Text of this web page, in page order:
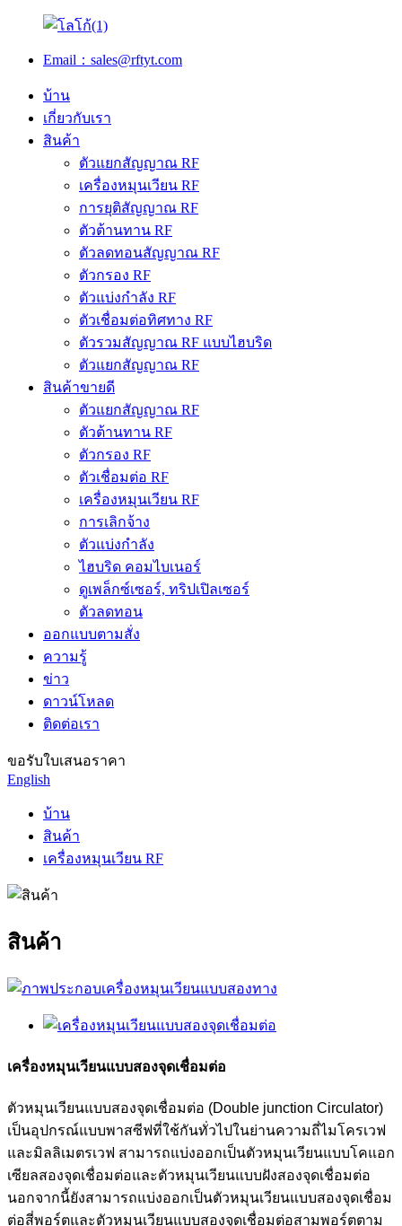
Email：sales@rftyt.com
บ้าน
เกี่ยวกับเรา
สินค้า
ตัวแยกสัญญาณ RF
เครื่องหมุนเวียน RF
การยุติสัญญาณ RF
ตัวต้านทาน RF
ตัวลดทอนสัญญาณ RF
ตัวกรอง RF
ตัวแบ่งกำลัง RF
ตัวเชื่อมต่อทิศทาง RF
ตัวรวมสัญญาณ RF แบบไฮบริด
ตัวแยกสัญญาณ RF
สินค้าขายดี
ตัวแยกสัญญาณ RF
ตัวต้านทาน RF
ตัวกรอง RF
ตัวเชื่อมต่อ RF
เครื่องหมุนเวียน RF
การเลิกจ้าง
ตัวแบ่งกำลัง
ไฮบริด คอมไบเนอร์
ดูเพล็กซ์เซอร์, ทริปเปิลเซอร์
ตัวลดทอน
ออกแบบตามสั่ง
ความรู้
ข่าว
ดาวน์โหลด
ติดต่อเรา
ขอรับใบเสนอราคา
English
บ้าน
สินค้า
เครื่องหมุนเวียน RF
สินค้า
เครื่องหมุนเวียนแบบสองจุดเชื่อมต่อ
ตัวหมุนเวียนแบบสองจุดเชื่อมต่อ (Double junction Circulator)
เป็นอุปกรณ์แบบพาสซีฟที่ใช้กันทั่วไปในย่านความถี่ไมโครเวฟ
และมิลลิเมตรเวฟ สามารถแบ่งออกเป็นตัวหมุนเวียนแบบโคแอก
เซียลสองจุดเชื่อมต่อและตัวหมุนเวียนแบบฝังสองจุดเชื่อมต่อ
นอกจากนี้ยังสามารถแบ่งออกเป็นตัวหมุนเวียนแบบสองจุดเชื่อม
ต่อสี่พอร์ตและตัวหมุนเวียนแบบสองจุดเชื่อมต่อสามพอร์ตตาม